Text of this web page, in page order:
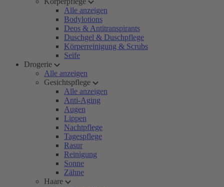
Alle anzeigen
Bodylotions
Deos & Antitranspirants
Duschgel & Duschpflege
Körperreinigung & Scrubs
Seife
Drogerie
Alle anzeigen
Gesichtspflege
Alle anzeigen
Anti-Aging
Augen
Lippen
Nachtpflege
Tagespflege
Rasur
Reinigung
Sonne
Zähne
Haare